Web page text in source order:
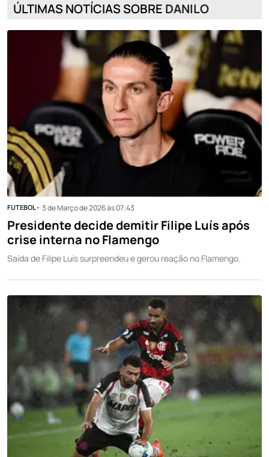
ÚLTIMAS NOTÍCIAS SOBRE DANILO
FUTEBOL - 3 de Março de 2026 às 07:43
Presidente decide demitir Filipe Luís após
crise interna no Flamengo
Saída de Filipe Luís surpreendeu e gerou reação no Flamengo.